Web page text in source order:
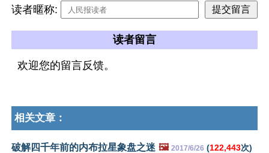
读者暱称:
读者留言
欢迎您的留言反馈。
相关文章：
破解四千年前的内布拉星象盘之迷 🖼️ 2017/6/26 (122,443次)